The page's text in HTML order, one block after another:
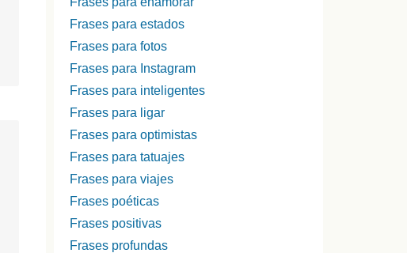
Frases para estados
Frases para fotos
Frases para Instagram
Frases para inteligentes
Frases para ligar
Frases para optimistas
Frases para tatuajes
Frases para viajes
Frases poéticas
Frases positivas
Frases profundas